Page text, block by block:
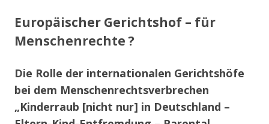
Europäischer Gerichtshof – für
Menschenrechte ?
Die Rolle der internationalen Gerichtshöfe
bei dem Menschenrechtsverbrechen
„Kinderraub [nicht nur] in Deutschland –